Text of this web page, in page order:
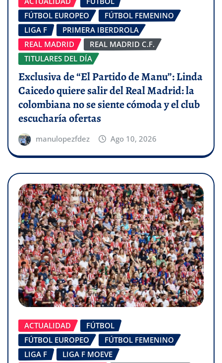
FÚTBOL EUROPEO
FÚTBOL FEMENINO
LIGA F
PRIMERA IBERDROLA
REAL MADRID
REAL MADRID C.F.
TITULARES DEL DÍA
Exclusiva de “El Partido de Manu”: Linda
Caicedo quiere salir del Real Madrid: la
colombiana no se siente cómoda y el club
escucharía ofertas
manulopezfdez Ago 10, 2026
ACTUALIDAD
FÚTBOL
FÚTBOL EUROPEO
FÚTBOL FEMENINO
LIGA F
LIGA F MOEVE